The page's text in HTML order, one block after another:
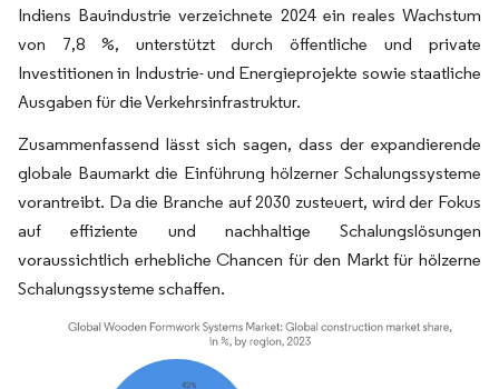
Indiens Bauindustrie verzeichnete 2024 ein reales Wachstum
von 7,8 %, unterstützt durch öffentliche und private
Investitionen in Industrie- und Energieprojekte sowie staatliche
Ausgaben für die Verkehrsinfrastruktur.
Zusammenfassend lässt sich sagen, dass der expandierende
globale Baumarkt die Einführung hölzerner Schalungssysteme
vorantreibt. Da die Branche auf 2030 zusteuert, wird der Fokus
auf effiziente und nachhaltige Schalungslösungen
voraussichtlich erhebliche Chancen für den Markt für hölzerne
Schalungssysteme schaffen.